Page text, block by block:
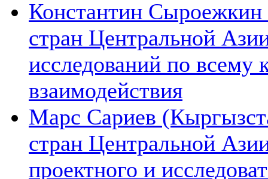
Константин Сыроежкин
стран Центральной
исследований по всему
взаимодействия
Марс Сариев
стран Центральной
проектного и